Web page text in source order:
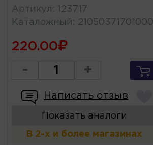
Артикул :
123717
Каталожный : 21050371701000
220.00
- +
Написать отзыв
Показать аналоги
В 2-х и более магазинах